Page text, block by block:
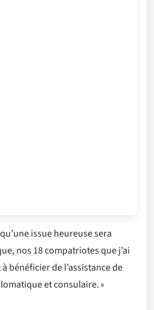
issue heureuse sera
nos 18 compatriotes que j’ai
bénéficier de l’assistance de
et consulaire. »